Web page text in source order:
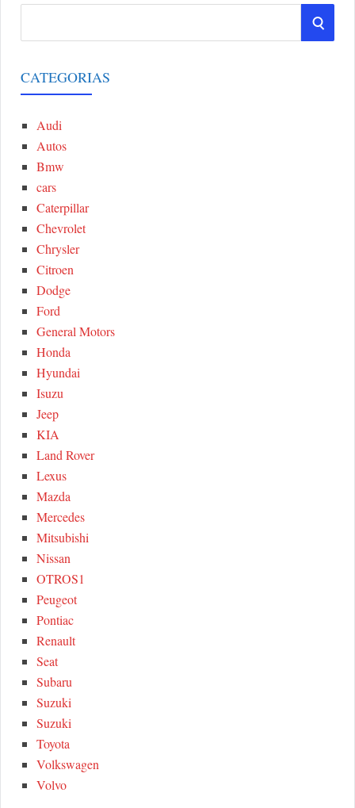
r
c
S
CATEGORIAS
Audi
Autos
Bmw
cars
Caterpillar
Chevrolet
Chrysler
Citroen
Dodge
Ford
General Motors
Honda
Hyundai
Isuzu
Jeep
KIA
Land Rover
Lexus
Mazda
Mercedes
Mitsubishi
Nissan
OTROS1
Peugeot
Pontiac
Renault
Seat
Subaru
Suzuki
Suzuki
Toyota
Volkswagen
Volvo